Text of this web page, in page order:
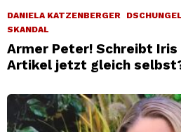
DANIELA KATZENBERGER
SKANDAL
Armer Peter! Schreibt Iris
Artikel jetzt gleich